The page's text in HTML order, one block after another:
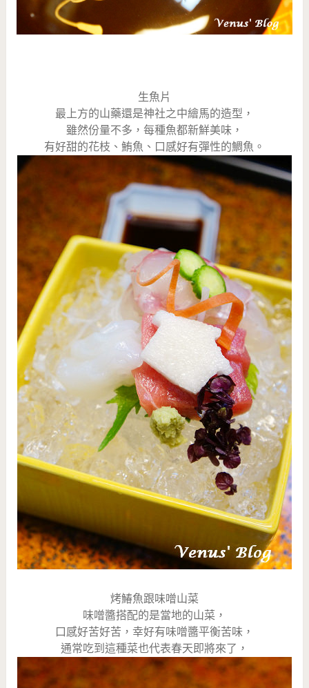
生魚片
最上方的山藥還是神社之中繪馬的造型，
雖然份量不多，每種魚都新鮮美味，
有好甜的花枝、鮪魚、口感好有彈性的鯛魚。
烤鰆魚跟味噌山菜
味噌醬搭配的是當地的山菜，
口感好苦好苦，幸好有味噌醬平衡苦味，
通常吃到這種菜也代表春天即將來了，